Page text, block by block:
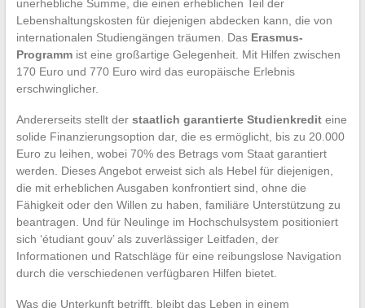
unerhebliche Summe, die einen erheblichen Teil der
Lebenshaltungskosten für diejenigen abdecken kann, die von
internationalen Studiengängen träumen. Das Erasmus-
Programmist eine großartige Gelegenheit. Mit Hilfen zwischen
170 Euro und 770 Euro wird das europäische Erlebnis
erschwinglicher.
Andererseits stellt der staatlich garantierte Studienkrediteine
solide Finanzierungsoption dar, die es ermöglicht, bis zu 20.000
Euro zu leihen, wobei 70% des Betrags vom Staat garantiert
werden. Dieses Angebot erweist sich als Hebel für diejenigen,
die mit erheblichen Ausgaben konfrontiert sind, ohne die
Fähigkeit oder den Willen zu haben, familiäre Unterstützung zu
beantragen. Und für Neulinge im Hochschulsystem positioniert
sich ‘étudiant gouv’ als zuverlässiger Leitfaden, der
Informationen und Ratschläge für eine reibungslose Navigation
durch die verschiedenen verfügbaren Hilfen bietet.
Was die Unterkunft betrifft, bleibt das Leben in einem